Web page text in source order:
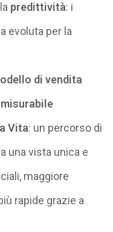
predittività: i
evoluta per la
di vendita
Vita: un percorso di
una vista unica e
maggiore
rapide grazie a